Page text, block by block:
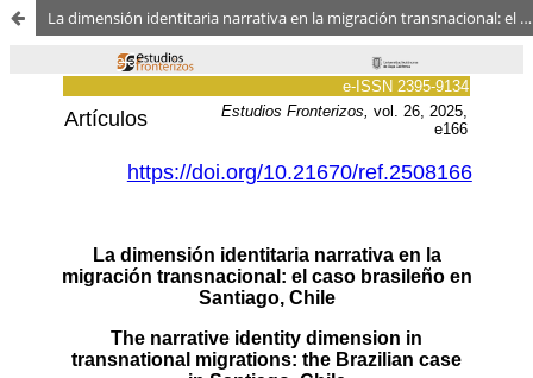
La dimensión identitaria narrativa en la migración transnacional: el caso brasileño en Santiago, Chile